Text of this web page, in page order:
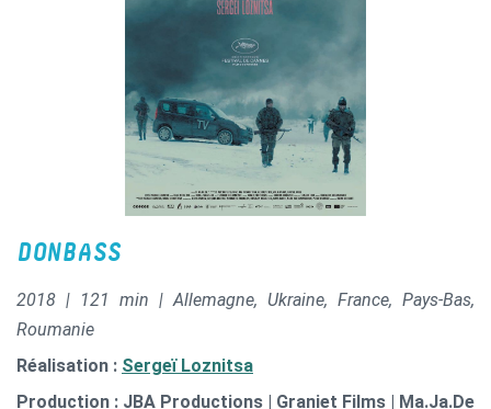
DONBASS
2018 | 121 min | Allemagne, Ukraine, France, Pays-Bas,
Roumanie
Réalisation : Sergeï Loznitsa
Production : JBA Productions | Graniet Films | Ma.Ja.De